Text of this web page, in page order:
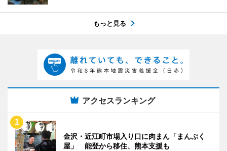
もっと見る
アクセスランキング
金沢・近江町市場入り口に肉まん「まんぷく
屋」 能登から移住、熊本支援も